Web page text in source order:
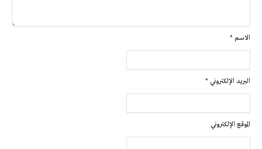
الاسم *
البريد الإلكتروني *
الموقع الإلكتروني